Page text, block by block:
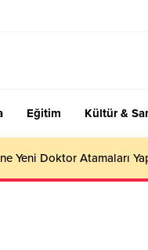
Eğitim Kültür &
Yeni Doktor Atamaları